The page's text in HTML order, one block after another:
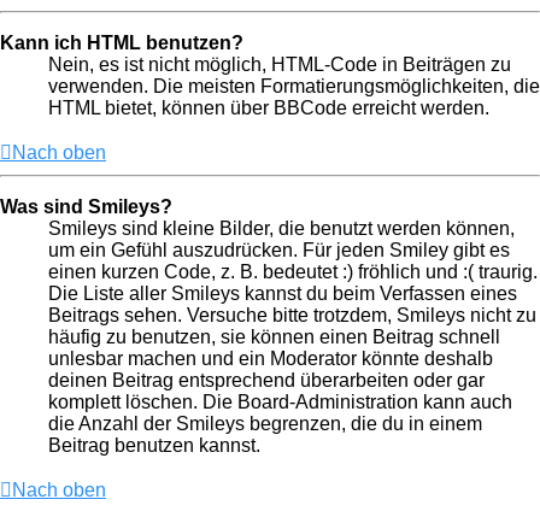
Kann ich HTML benutzen?
Nein, es ist nicht möglich, HTML-Code in Beiträgen zu
verwenden. Die meisten Formatierungsmöglichkeiten, die
HTML bietet, können über BBCode erreicht werden.
Nach oben
Was sind Smileys?
Smileys sind kleine Bilder, die benutzt werden können,
um ein Gefühl auszudrücken. Für jeden Smiley gibt es
einen kurzen Code, z. B. bedeutet :) fröhlich und :( traurig.
Die Liste aller Smileys kannst du beim Verfassen eines
Beitrags sehen. Versuche bitte trotzdem, Smileys nicht zu
häufig zu benutzen, sie können einen Beitrag schnell
unlesbar machen und ein Moderator könnte deshalb
deinen Beitrag entsprechend überarbeiten oder gar
komplett löschen. Die Board-Administration kann auch
die Anzahl der Smileys begrenzen, die du in einem
Beitrag benutzen kannst.
Nach oben